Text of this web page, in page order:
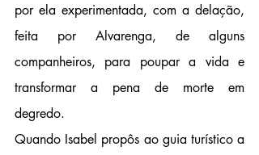
por ela experimentada, com a delação,
feita por Alvarenga, de alguns
companheiros, para poupar a vida e
transformar a pena de morte em
degredo.
Quando Isabel propôs ao guia turístico a